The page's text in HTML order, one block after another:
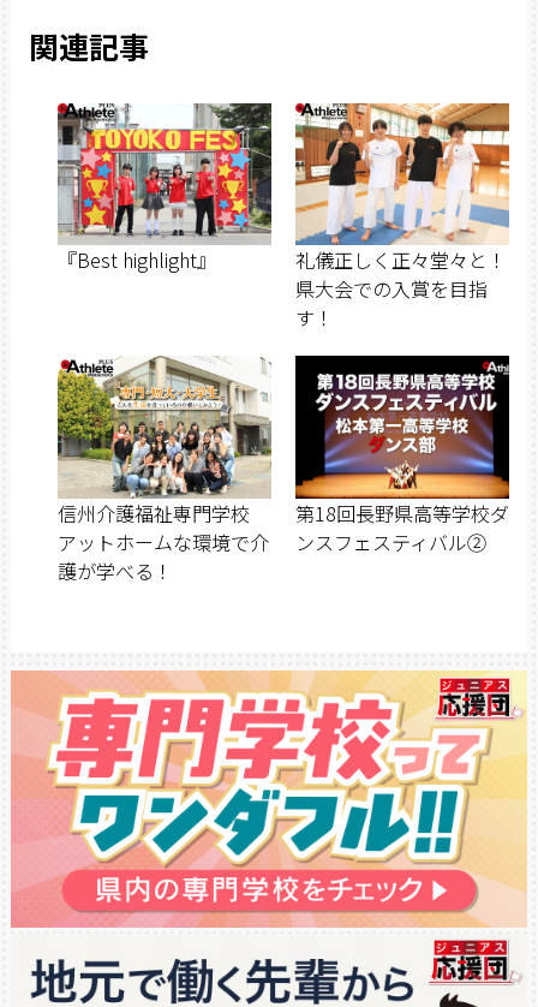
関連記事
『Best highlight』
礼儀正しく正々堂々と！
県大会での入賞を目指
す！
信州介護福祉専門学校
アットホームな環境で介
護が学べる！
第18回長野県高等学校ダ
ンスフェスティバル②